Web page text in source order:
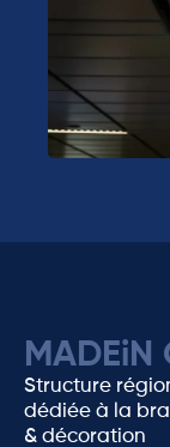
MADEiN
Structure
dédiée à la
& décoration